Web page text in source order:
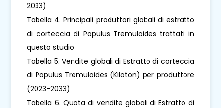
2033)
Tabella 4. Principali produttori globali di estratto
di corteccia di Populus Tremuloides trattati in
questo studio
Tabella 5. Vendite globali di Estratto di corteccia
di Populus Tremuloides (Kiloton) per produttore
(2023-2033)
Tabella 6. Quota di vendite globali di Estratto di